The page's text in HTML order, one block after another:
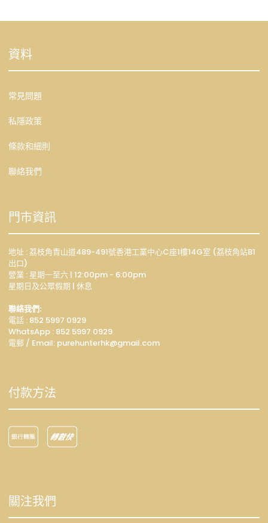
資料
常見問題
私隱政策
條款和細則
聯絡我們
門市資訊
地址 : 荔枝角青山道489-491號香港工業中心C座1樓14G室 (荔枝角站B1
出口)
營業 : 星期一至六 | 12:00pm - 6:00pm
星期日及公眾假期 | 休息
聯絡我們:
電話 : 852 5997 0929
WhatsApp : 852 5997 0929
電郵 / Email: purehunterhk@gmail.com
付款方法
關注我們